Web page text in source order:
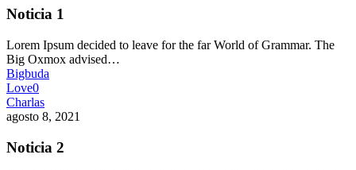
Noticia 1
Lorem Ipsum decided to leave for the far World of Grammar. The
Big Oxmox advised…
Bigbuda
Love0
Charlas
agosto 8, 2021
Noticia 2